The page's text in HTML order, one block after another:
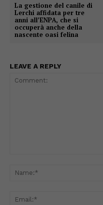
La gestione del canile di
Lerchi affidata per tre
anni all’ENPA, che si
occuperà anche della
nascente oasi felina
LEAVE A REPLY